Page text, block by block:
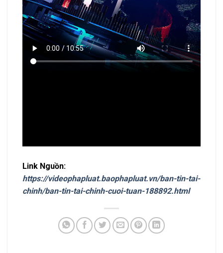
Link Nguồn:
https://videophapluat.baophapluat.vn/ban-tin-tai-
chinh/ban-tin-tai-chinh-cuoi-tuan-188892.html